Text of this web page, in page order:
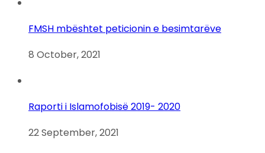
FMSH mbështet peticionin e besimtarëve
8 October, 2021
Raporti i Islamofobisë 2019- 2020
22 September, 2021